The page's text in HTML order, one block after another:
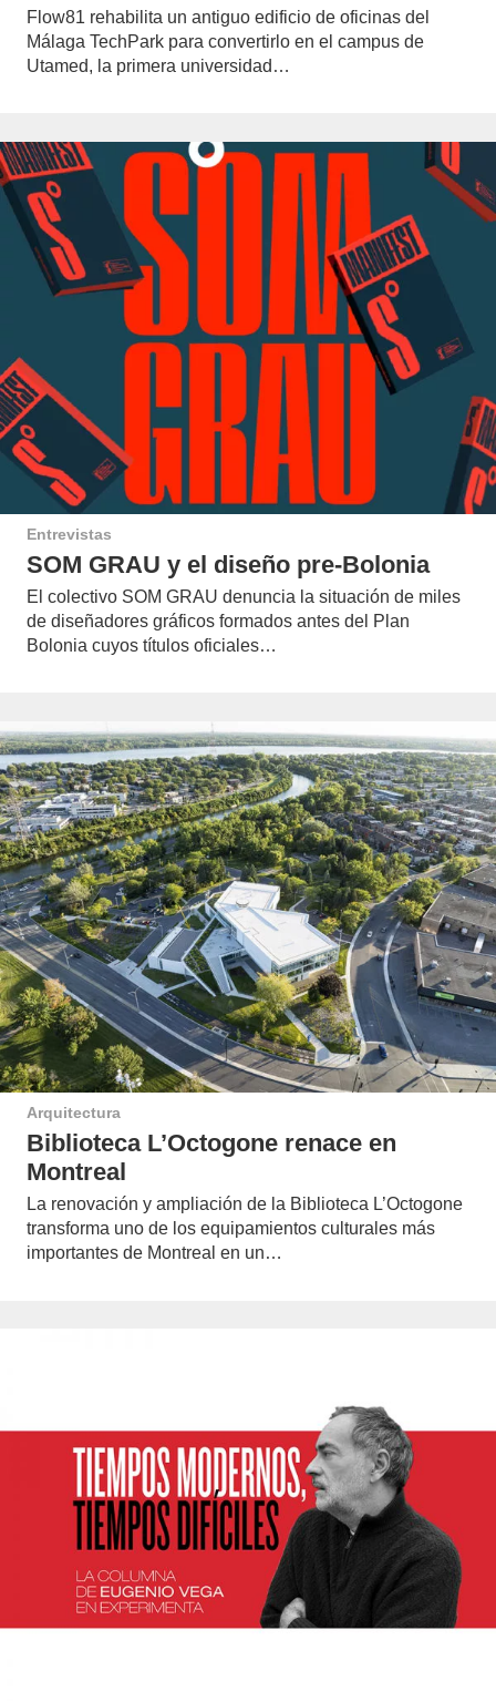
Flow81 rehabilita un antiguo edificio de oficinas del
Málaga TechPark para convertirlo en el campus de
Utamed, la primera universidad…
Entrevistas
SOM GRAU y el diseño pre-Bolonia
El colectivo SOM GRAU denuncia la situación de miles
de diseñadores gráficos formados antes del Plan
Bolonia cuyos títulos oficiales…
Arquitectura
Biblioteca L’Octogone renace en
Montreal
La renovación y ampliación de la Biblioteca L’Octogone
transforma uno de los equipamientos culturales más
importantes de Montreal en un…